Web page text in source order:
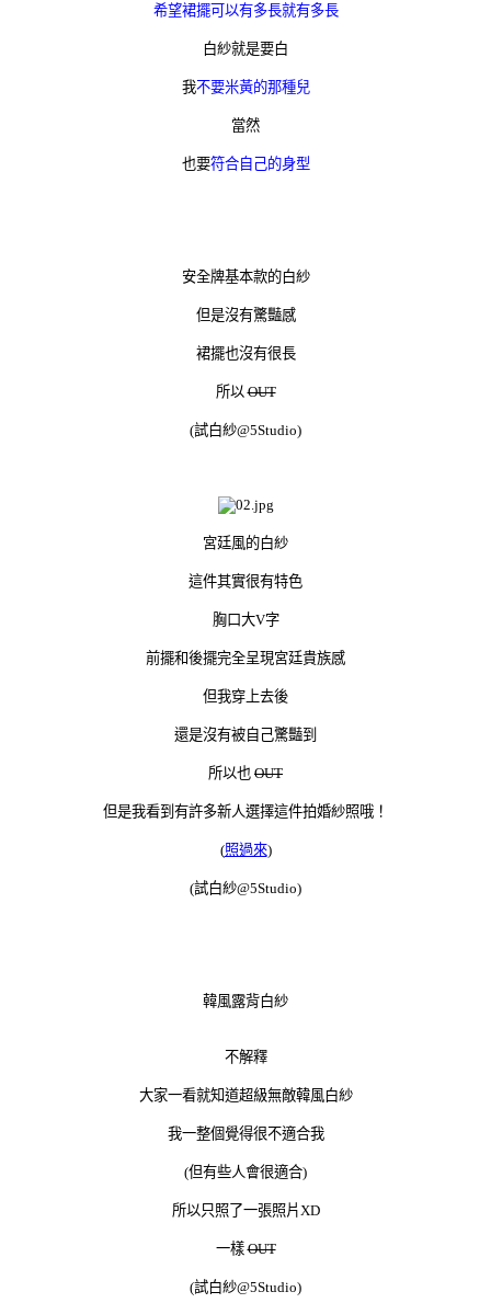
希望裙擺可以有多長就有多長
白紗就是要白
我不要米黃的那種兒
當然
也要符合自己的身型
安全牌基本款的白紗
但是沒有驚豔感
裙擺也沒有很長
所以OUT
(試白紗@5Studio)
宮廷風的白紗
這件其實很有特色
胸口大V字
前擺和後擺完全呈現宮廷貴族感
但我穿上去後
還是沒有被自己驚豔到
所以也 OUT
但是我看到有許多新人選擇這件拍婚紗照哦！
(照過來)
(試白紗@5Studio)
韓風露背白紗
不解釋
大家一看就知道超級無敵韓風白紗
我一整個覺得很不適合我
(但有些人會很適合)
所以只照了一張照片XD
一樣OUT
(試白紗@5Studio)